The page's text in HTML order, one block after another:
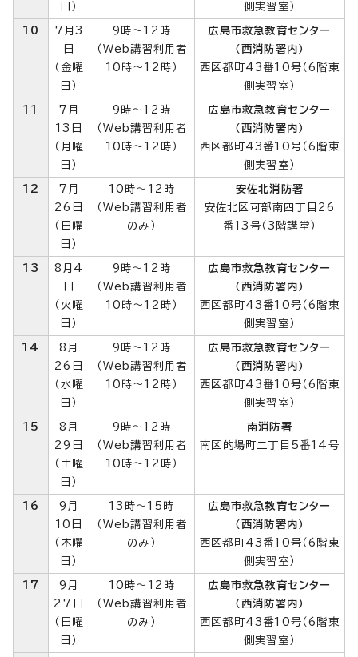
日）
側実習室）
10
7月3
日
（金曜
日）
9時～12時
（Web講習利用者
10時～12時）
広島市救急教育センター
（西消防署内）
西区都町43番10号（6階東
側実習室）
11
7月
13日
（月曜
日）
9時～12時
（Web講習利用者
10時～12時）
広島市救急教育センター
（西消防署内）
西区都町43番10号（6階東
側実習室）
12
7月
26日
（日曜
日）
10時～12時
（Web講習利用者
のみ）
安佐北消防署
安佐北区可部南四丁目26
番13号（3階講堂）
13
8月4
日
（火曜
日）
9時～12時
（Web講習利用者
10時～12時）
広島市救急教育センター
（西消防署内）
西区都町43番10号（6階東
側実習室）
14
8月
26日
（水曜
日）
9時～12時
（Web講習利用者
10時～12時）
広島市救急教育センター
（西消防署内）
西区都町43番10号（6階東
側実習室）
15
8月
29日
（土曜
日）
9時～12時
（Web講習利用者
10時～12時）
南消防署
南区的場町二丁目5番14号
16
9月
10日
（木曜
日）
13時～15時
（Web講習利用者
のみ）
広島市救急教育センター
（西消防署内）
西区都町43番10号（6階東
側実習室）
17
9月
27日
（日曜
日）
10時～12時
（Web講習利用者
のみ）
広島市救急教育センター
（西消防署内）
西区都町43番10号（6階東
側実習室）